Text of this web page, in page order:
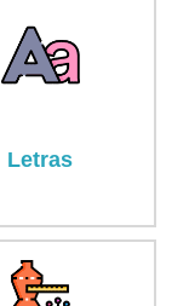
Letras